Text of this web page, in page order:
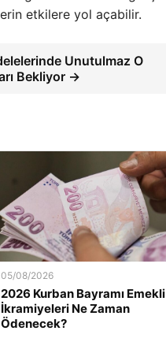
etkilere yol açabilir.
Unutulmaz O
Bekliyor →
05/08/2026
2026 Kurban Bayramı Emekli
İkramiyeleri Ne Zaman
Ödenecek?